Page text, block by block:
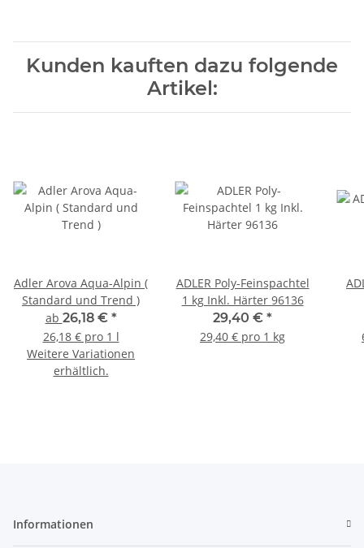
Kunden kauften dazu folgende
Artikel:
Adler Arova Aqua-Alpin (
Standard und Trend )
ab 26,18 € *
26,18 € pro 1 l
Weitere Variationen
erhältlich.
ADLER Poly-Feinspachtel
1 kg Inkl. Härter 96136
29,40 € *
29,40 € pro 1 kg
Informationen